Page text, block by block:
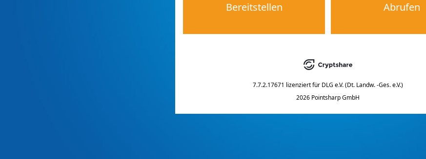
Bereitstellen Abrufen
7.7.2.17671 lizenziert für DLG e.V. (Dt. Landw. -Ges. e.V.)
2026 Pointsharp GmbH